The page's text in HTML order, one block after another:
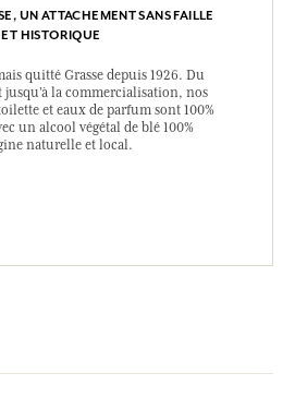
UN ATTACHEMENT SANS FAILLE
ET HISTORIQUE
quitté Grasse depuis 1926. Du
la commercialisation, nos
et eaux de parfum sont 100%
un alcool végétal de blé 100%
naturelle et local.